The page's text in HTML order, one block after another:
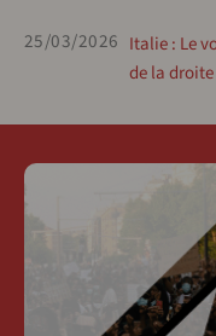
25/03/2026 Italie : Le
de la droite